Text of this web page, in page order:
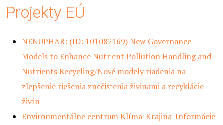
Projekty EÚ
NENUPHAR: (ID: 101082169) New Governance
Models to Enhance Nutrient Pollution Handling and
Nutrients Recycling/Nové modely riadenia na
zlepšenie riešenia znečistenia živinami a recyklácie
živín
Environmentálne centrum Klíma-Krajina-Informácie